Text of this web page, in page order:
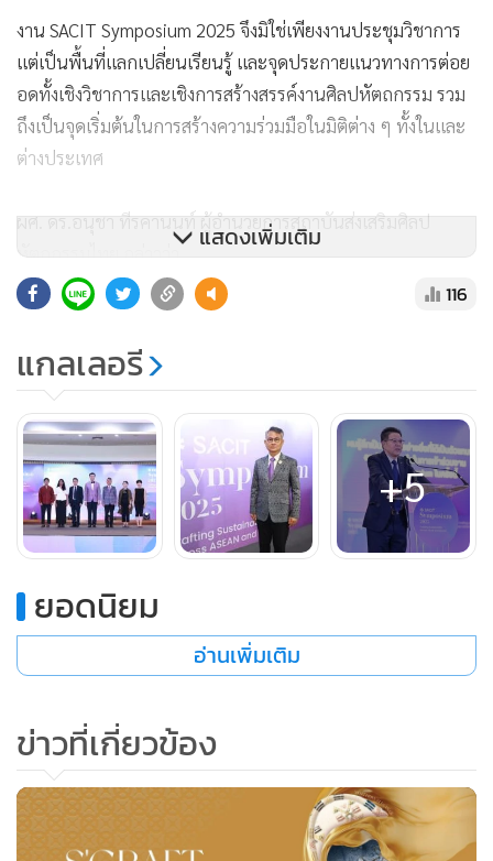
งาน SACIT Symposium 2025 จึงมิใช่เพียงงานประชุมวิชาการ
แต่เป็นพื้นที่แลกเปลี่ยนเรียนรู้ และจุดประกายแนวทางการต่อย
อดทั้งเชิงวิชาการและเชิงการสร้างสรรค์งานศิลปหัตถกรรม รวม
ถึงเป็นจุดเริ่มต้นในการสร้างความร่วมมือในมิติต่าง ๆ ทั้งในและ
ต่างประเทศ
ผศ. ดร.อนุชา ทีรคานนท์ ผู้อำนวยการสถาบันส่งเสริมศิลป
หัตถกรรมไทย กล่าวว่า
“งาน Symposium ครั้งนี้เป็นโอกาสสำคัญที่เราจะได้รวมตัว
พันธมิตรหลากหลายภาคส่วน ทั้งช่างฝีมือ ศิลปิน นักสะสม นัก
วิชาการจากทั้งในและต่างประเทศ เครือข่ายครูอาจารย์และ
สถาบันการศึกษา เพื่อมาร่วมกันแลกเปลี่ยนองค์ความรู้เกี่ยวกับ
งานศิลปหัตถกรรมที่ใช้ ยางรัก เป็นพื้นฐานสำคัญในการทำงาน
ทั้งในเชิงเทคนิค ศิลปะ และวัฒนธรรม พร้อมกันนี้ เรายังได้เชิญ
เครือข่ายช่างจากหลายประเทศในอาเซียน เอเชีย รวมถึงยุโรป
เข้าร่วมพูดคุยถึงแนวทางการขับเคลื่อนสู่ความยั่งยืนในอนาคต
Symposium ครั้งนี้จึงไม่ใช่แค่การนำเสนอผลงานวิชาการในรูป
จากช่างรุ่นใหม่ การนำเสนอผลงานสะสมหายากที่เปิดให้ชมเป็น
ครั้งพิเศษ ซึ่งรวมถึงงานเครื่องรักจากต่างประเทศด้วย ถือเป็น
โอกาสที่หาได้ยากยิ่ง”
โดยไฮไลต์ของงานที่จะเกิดขึ้น อาทิ การได้รับเกียรติจาก Dr.
Feng Jing แห่ง UNESCO ที่จะร่วมชี้ให้เห็นถึง “หัตถกรรม” ใน
ฐานะโครงสร้างวัฒนธรรมของอาเซียน ร่วมด้วยพิธีมอบรางวัล
เชิดชูเกียรติผู้สร้างสรรค์งานศิลปหัตถกรรมไทย ประจำปี 2568
แสดงเพิ่มเติม
116
แกลเลอรี
+5
ยอดนิยม
อ่านเพิ่มเติม
ข่าวที่เกี่ยวข้อง